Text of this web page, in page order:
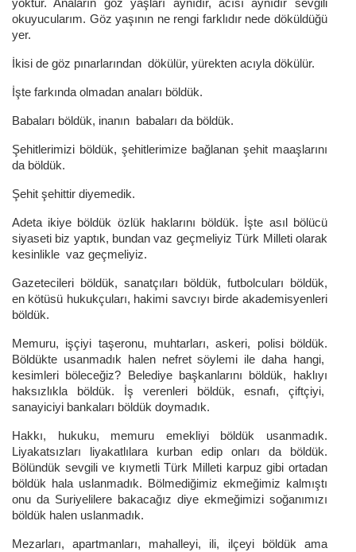
yoktur. Anaların göz yaşları aynıdır, acısı aynıdır sevgili
okuyucularım. Göz yaşının ne rengi farklıdır nede döküldüğü
yer.
İkisi de göz pınarlarından dökülür, yürekten acıyla dökülür.
İşte farkında olmadan anaları böldük.
Babaları böldük, inanın babaları da böldük.
Şehitlerimizi böldük, şehitlerimize bağlanan şehit maaşlarını
da böldük.
Şehit şehittir diyemedik.
Adeta ikiye böldük özlük haklarını böldük. İşte asıl bölücü
siyaseti biz yaptık, bundan vaz geçmeliyiz Türk Milleti olarak
kesinlikle vaz geçmeliyiz.
Gazetecileri böldük, sanatçıları böldük, futbolcuları böldük,
en kötüsü hukukçuları, hakimi savcıyı birde akademisyenleri
böldük.
Memuru, işçiyi taşeronu, muhtarları, askeri, polisi böldük.
Böldükte usanmadık halen nefret söylemi ile daha hangi,
kesimleri böleceğiz? Belediye başkanlarını böldük, haklıyı
haksızlıkla böldük. İş verenleri böldük, esnafı, çiftçiyi,
sanayiciyi bankaları böldük doymadık.
Hakkı, hukuku, memuru emekliyi böldük usanmadık.
Liyakatsızları liyakatlılara kurban edip onları da böldük.
Bölündük sevgili ve kıymetli Türk Milleti karpuz gibi ortadan
böldük hala uslanmadık. Bölmediğimiz ekmeğimiz kalmıştı
onu da Suriyelilere bakacağız diye ekmeğimizi soğanımızı
böldük halen uslanmadık.
Mezarları, apartmanları, mahalleyi, ili, ilçeyi böldük ama